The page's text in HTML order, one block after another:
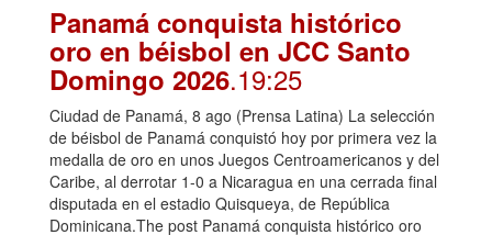
Panamá conquista histórico
oro en béisbol en JCC Santo
Domingo 2026.19:25
Ciudad de Panamá, 8 ago (Prensa Latina) La selección
de béisbol de Panamá conquistó hoy por primera vez la
medalla de oro en unos Juegos Centroamericanos y del
Caribe, al derrotar 1-0 a Nicaragua en una cerrada final
disputada en el estadio Quisqueya, de República
Dominicana.The post Panamá conquista histórico oro